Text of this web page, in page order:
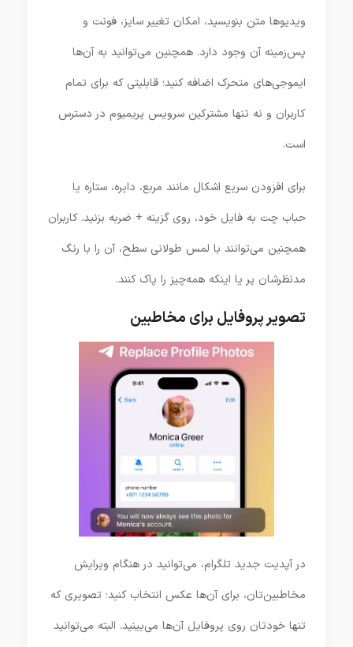
ویدیوها متن بنویسید، امکان تغییر سایز، فونت و
پس‌زمینه آن وجود دارد. همچنین می‌توانید به آن‌ها
ایموجی‌های متحرک اضافه کنید؛ قابلیتی که برای تمام
کاربران و نه تنها مشترکین سرویس پریمیوم در دسترس
است.
برای افزودن سریع اشکال مانند مربع، دایره، ستاره یا
حباب چت به فایل خود، روی گزینه + ضربه بزنید. کاربران
همچنین می‌توانند با لمس طولانی سطح، آن را با رنگ
مدنظرشان پر یا اینکه همه‌چیز را پاک کنند.
تصویر پروفایل برای مخاطبین
در آپدیت جدید تلگرام، می‌توانید در هنگام ویرایش
مخاطبین‌تان، برای آن‌ها عکس انتخاب کنید؛ تصویری که
تنها خودتان روی پروفایل آن‌ها می‌بینید. البته می‌توانید